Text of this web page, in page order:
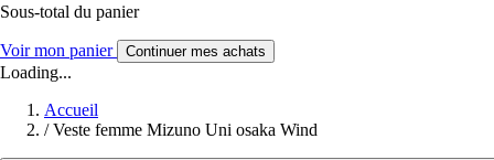
Sous-total du panier
Voir mon panier Continuer mes achats
Loading...
Accueil
/ Veste femme Mizuno Uni osaka Wind